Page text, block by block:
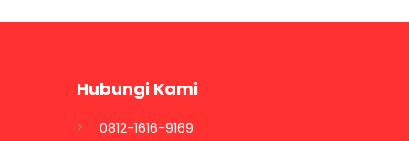
Hubungi Kami
0812-1616-9169